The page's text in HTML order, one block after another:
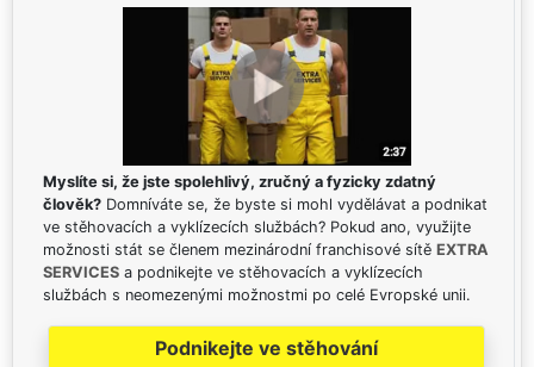
Myslíte si, že jste spolehlivý, zručný a fyzicky zdatný
člověk? Domníváte se, že byste si mohl vydělávat a podnikat
ve stěhovacích a vyklízecích službách? Pokud ano, využijte
možnosti stát se členem mezinárodní franchisové sítě EXTRA
SERVICES a podnikejte ve stěhovacích a vyklízecích
službách s neomezenými možnostmi po celé Evropské unii.
Podnikejte ve stěhování